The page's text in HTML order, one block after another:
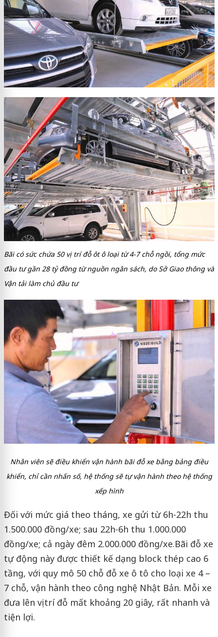
Bãi có sức chứa 50 vị trí đỗ ôt ô loại từ 4-7 chỗ ngồi, tổng mức
đầu tư gần 28 tỷ đồng từ nguồn ngân sách, do Sở Giao thông và
Vận tải làm chủ đầu tư
Nhân viên sẽ điều khiển vận hành bãi đỗ xe bằng bảng điều
khiển, chỉ cần nhấn số, hệ thống sẽ tự vận hành theo hệ thống
xếp hình
Đối với mức giá theo tháng, xe gửi từ 6h-22h thu
1.500.000 đồng/xe; sau 22h-6h thu 1.000.000
đồng/xe; cả ngày đêm 2.000.000 đồng/xe.Bãi đỗ xe
tự động này được thiết kế dạng block thép cao 6
tầng, với quy mô 50 chỗ đỗ xe ô tô cho loại xe 4 –
7 chỗ, vận hành theo công nghệ Nhật Bản. Mỗi xe
đưa lên vị trí đỗ mất khoảng 20 giây, rất nhanh và
tiện lợi.